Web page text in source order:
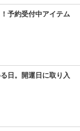
予約受付中アイテム
日。開運日に取り入